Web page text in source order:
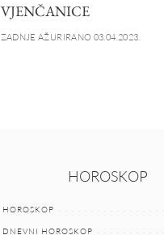
VJENČANICE
ZADNJE AŽURIRANO 03.04.2023.
HOROSKOP
HOROSKOP
DNEVNI HOROSKOP